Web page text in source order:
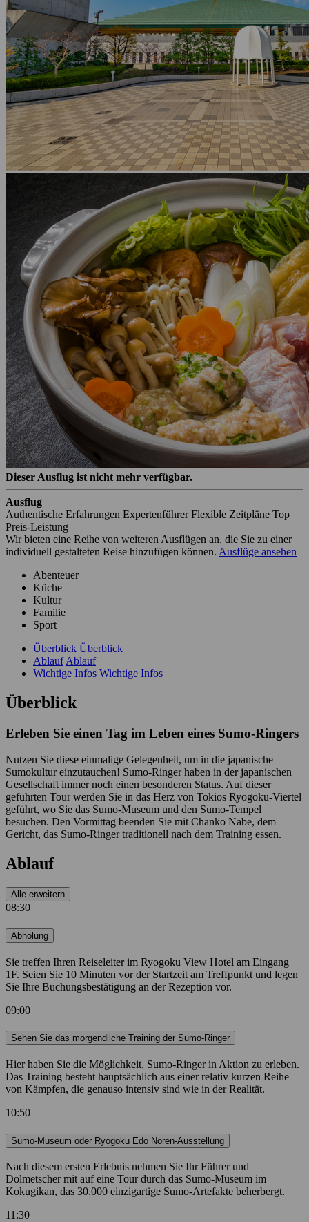
Dieser Ausflug ist nicht mehr verfügbar.
Ausflug
Authentische Erfahrungen Expertenführer Flexible Zeitpläne Top
Preis-Leistung
Wir bieten eine Reihe von weiteren Ausflügen an, die Sie zu einer
individuell gestalteten Reise hinzufügen können. Ausflüge ansehen
Abenteuer
Küche
Kultur
Familie
Sport
Überblick Überblick
Ablauf Ablauf
Wichtige Infos Wichtige Infos
Überblick
Erleben Sie einen Tag im Leben eines Sumo-Ringers
Nutzen Sie diese einmalige Gelegenheit, um in die japanische
Sumokultur einzutauchen! Sumo-Ringer haben in der japanischen
Gesellschaft immer noch einen besonderen Status. Auf dieser
geführten Tour werden Sie in das Herz von Tokios Ryogoku-Viertel
geführt, wo Sie das Sumo-Museum und den Sumo-Tempel
besuchen. Den Vormittag beenden Sie mit Chanko Nabe, dem
Gericht, das Sumo-Ringer traditionell nach dem Training essen.
Ablauf
Alle erweitern
08:30
Abholung
Sie treffen Ihren Reiseleiter im Ryogoku View Hotel am Eingang
1F. Seien Sie 10 Minuten vor der Startzeit am Treffpunkt und legen
Sie Ihre Buchungsbestätigung an der Rezeption vor.
09:00
Sehen Sie das morgendliche Training der Sumo-Ringer
Hier haben Sie die Möglichkeit, Sumo-Ringer in Aktion zu erleben.
Das Training besteht hauptsächlich aus einer relativ kurzen Reihe
von Kämpfen, die genauso intensiv sind wie in der Realität.
10:50
Sumo-Museum oder Ryogoku Edo Noren-Ausstellung
Nach diesem ersten Erlebnis nehmen Sie Ihr Führer und
Dolmetscher mit auf eine Tour durch das Sumo-Museum im
Kokugikan, das 30.000 einzigartige Sumo-Artefakte beherbergt.
11:30